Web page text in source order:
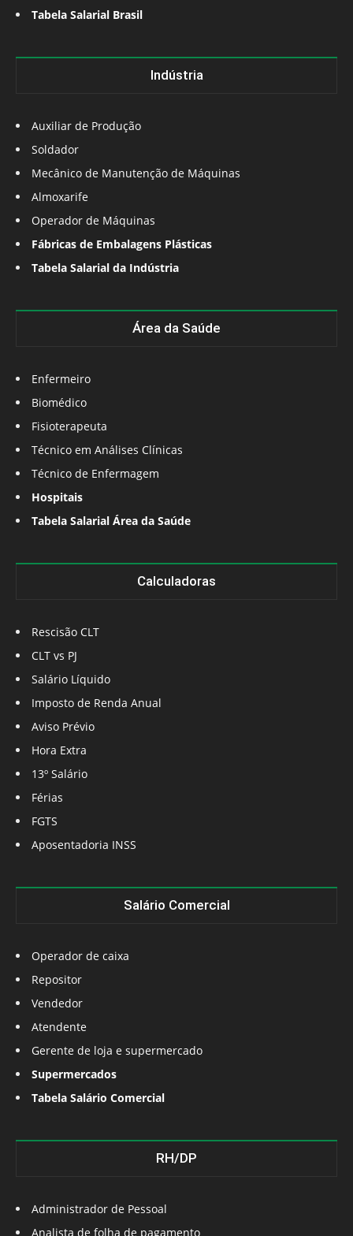
Tabela Salarial Brasil
Indústria
Auxiliar de Produção
Soldador
Mecânico de Manutenção de Máquinas
Almoxarife
Operador de Máquinas
Fábricas de Embalagens Plásticas
Tabela Salarial da Indústria
Área da Saúde
Enfermeiro
Biomédico
Fisioterapeuta
Técnico em Análises Clínicas
Técnico de Enfermagem
Hospitais
Tabela Salarial Área da Saúde
Calculadoras
Rescisão CLT
CLT vs PJ
Salário Líquido
Imposto de Renda Anual
Aviso Prévio
Hora Extra
13º Salário
Férias
FGTS
Aposentadoria INSS
Salário Comercial
Operador de caixa
Repositor
Vendedor
Atendente
Gerente de loja e supermercado
Supermercados
Tabela Salário Comercial
RH/DP
Administrador de Pessoal
Analista de folha de pagamento